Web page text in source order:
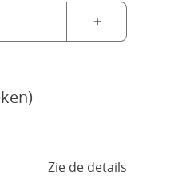
+
Zie de details